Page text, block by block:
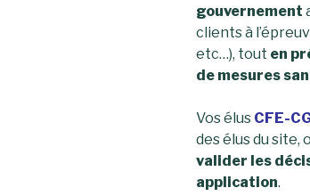
gouvernement
clients à
etc…), tout en
de mesures
Vos élus CFE-
des élus du site,
valider les
application.